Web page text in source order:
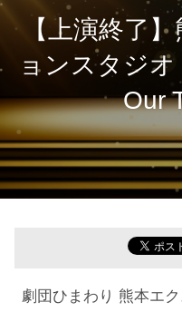
【上演終了
ョンスタジ
Our
劇団ひまわり 熊本エ